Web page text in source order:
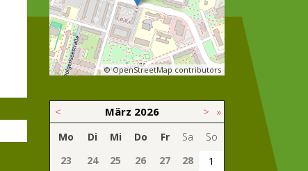
© OpenStreetMap contributors
< März 2026 > »
Mo Di Mi Do Fr Sa
So
23
24 25 26 27 28
1